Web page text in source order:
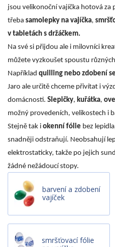
jsou velikonoční vajíčka hotová za
třeba samolepky na vajíčka,
v tabletách s držáčkem.
Na své si přijdou ale i milovníci
můžete vyzkoušet spoustu
Například quilling nebo zdobení
Jaro ale určitě chceme přivítat i
domácnosti. Slepičky, kuřátka,
možný provedeních, velikostech i
Stejně tak i okenní fólie bez
snadněji odstraňují. Neobsahují
elektrostaticky, takže po jejich
žádné nežádoucí stopy.
barvení a zdobení
vajíček
smršťovací fólie